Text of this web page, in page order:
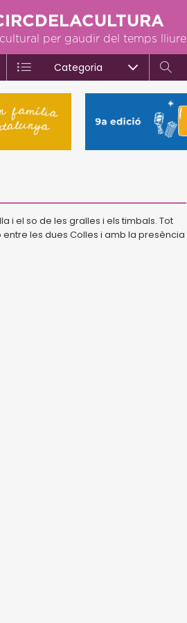
per gaudir del temps lliure
Categoria
i el so de les gralles i els timbals. Tot
entre les dues Colles i amb la presència